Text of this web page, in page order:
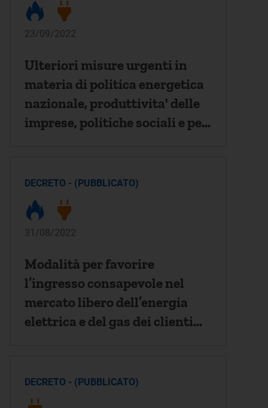
23/09/2022
Ulteriori misure urgenti in
materia di politica energetica
nazionale, produttivita' delle
imprese, politiche sociali e per
resilienza (PNRR).
DECRETO - (PUBBLICATO)
31/08/2022
Modalità per favorire
l’ingresso consapevole nel
mercato libero dell’energia
elettrica e del gas dei clienti
per il superamento del regime
dei prezzi regolati per le micro
DECRETO - (PUBBLICATO)